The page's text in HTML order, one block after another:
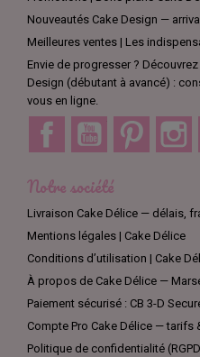
Nouveautés Cake Design —
Meilleures ventes | Les
Envie de progresser ?
Design (débutant à avancé) :
vous en ligne.
Facebook YouTube Pinterest
Notre société
Livraison Cake Délice — délais,
Mentions légales | Cake Délice
Conditions d’utilisation | Cake
À propos de Cake Délice —
Paiement sécurisé : CB 3-D
Compte Pro Cake Délice — tarifs
Politique de confidentialité